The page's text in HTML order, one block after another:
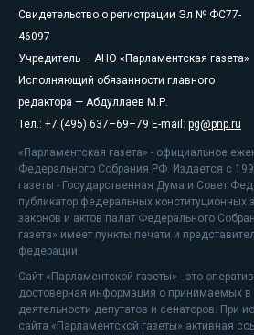
Свидетельство о регистрации Эл № ФС77-
46097
Учредитель — АНО «Парламентская газета»
Исполняющий обязанности главного
редактора — Абдуллаев М.Р.
Тел.: +7 (495) 637–69–79 E-mail: pg@pnp.ru
«Парламентская газета» - официальное
Федерального Собрания РФ. Издается с
газеты - Государственная Дума и Совет
публикатор федеральных конституционных
законов и актов палат Федерального
газета» имеет пункты печати и
федерации.
Сайт «Парламентской газеты» - это
достоверная информация о принимаемых в
деятельности депутатов и сенаторов. При
сайта «Парламентской газеты» активная